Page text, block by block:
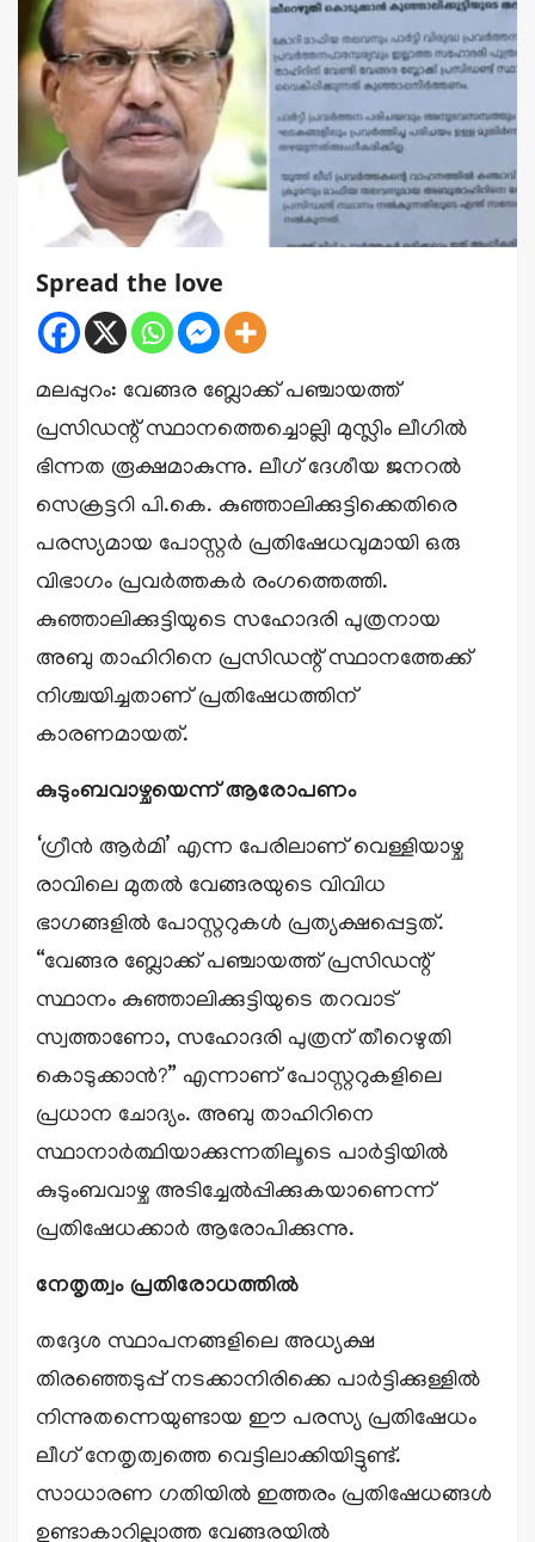
Spread the love
മലപ്പുറം: വേങ്ങര ബ്ലോക്ക് പഞ്ചായത്ത്
പ്രസിഡന്റ് സ്ഥാനത്തെച്ചൊല്ലി മുസ്ലിം ലീഗിൽ
ഭിന്നത രൂക്ഷമാകുന്നു. ലീഗ് ദേശീയ ജനറൽ
സെക്രട്ടറി പി.കെ. കുഞ്ഞാലിക്കുട്ടിക്കെതിരെ
പരസ്യമായ പോസ്റ്റർ പ്രതിഷേധവുമായി ഒരു
വിഭാഗം പ്രവർത്തകർ രംഗത്തെത്തി.
കുഞ്ഞാലിക്കുട്ടിയുടെ സഹോദരി പുത്രനായ
അബു താഹിറിനെ പ്രസിഡന്റ് സ്ഥാനത്തേക്ക്
നിശ്ചയിച്ചതാണ് പ്രതിഷേധത്തിന്
കാരണമായത്.
കുടുംബവാഴ്ചയെന്ന് ആരോപണം
‘ഗ്രീൻ ആർമി’ എന്ന പേരിലാണ് വെള്ളിയാഴ്ച
രാവിലെ മുതൽ വേങ്ങരയുടെ വിവിധ
ഭാഗങ്ങളിൽ പോസ്റ്ററുകൾ പ്രത്യക്ഷപ്പെട്ടത്.
“വേങ്ങര ബ്ലോക്ക് പഞ്ചായത്ത് പ്രസിഡന്റ്
സ്ഥാനം കുഞ്ഞാലിക്കുട്ടിയുടെ തറവാട്
സ്വത്താണോ, സഹോദരി പുത്രന് തീറെഴുതി
കൊടുക്കാൻ?” എന്നാണ് പോസ്റ്ററുകളിലെ
പ്രധാന ചോദ്യം. അബു താഹിറിനെ
സ്ഥാനാർത്ഥിയാക്കുന്നതിലൂടെ പാർട്ടിയിൽ
കുടുംബവാഴ്ച അടിച്ചേൽപ്പിക്കുകയാണെന്ന്
പ്രതിഷേധക്കാർ ആരോപിക്കുന്നു.
നേതൃത്വം പ്രതിരോധത്തിൽ
തദ്ദേശ സ്ഥാപനങ്ങളിലെ അധ്യക്ഷ
തിരഞ്ഞെടുപ്പ് നടക്കാനിരിക്കെ പാർട്ടിക്കുള്ളിൽ
നിന്നുതന്നെയുണ്ടായ ഈ പരസ്യ പ്രതിഷേധം
ലീഗ് നേതൃത്വത്തെ വെട്ടിലാക്കിയിട്ടുണ്ട്.
സാധാരണ ഗതിയിൽ ഇത്തരം പ്രതിഷേധങ്ങൾ
ഉണ്ടാകാറില്ലാത്ത വേങ്ങരയിൽ